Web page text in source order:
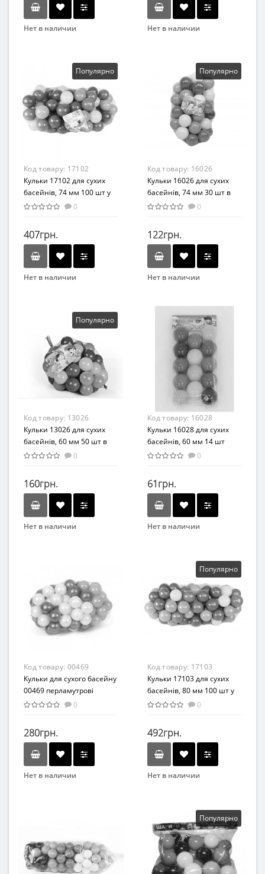
Нет в наличии
Пластик
Нет в наличии
Популярно
Код товару: 17102
Кульки 17102 для сухих
басейнів, 74 мм 100 шт у
сітці
0
407грн.
Нет в наличии
Популярно
Код товару: 16026
Кульки 16026 для сухих
басейнів, 74 мм 30 шт в
сітці
0
122грн.
Нет в наличии
Популярно
Код товару: 13026
Кульки 13026 для сухих
басейнів, 60 мм 50 шт в
сітці
0
160грн.
Нет в наличии
Код товару: 16028
Кульки 16028 для сухих
басейнів, 60 мм 14 шт
16028
0
61грн.
Нет в наличии
Развлекательные
Возраст
От 2-х лет
Материал
Код товару: 00469
Кульки для сухого басейну
00469 перламутрові
0
280грн.
Нет в наличии
Популярно
Код товару: 17103
Кульки 17103 для сухих
басейнів, 80 мм 100 шт у
сітці
0
492грн.
Нет в наличии
Популярно